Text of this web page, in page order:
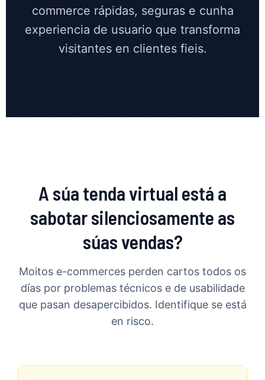
commerce rápidas, seguras e cunha
experiencia de usuario que transforma
visitantes en clientes fieis.
A súa tenda virtual está a
sabotar silenciosamente as
súas vendas?
Moitos e-commerces perden cartos todos os
días por problemas técnicos e de usabilidade
que pasan desapercibidos. Identifique se está
en risco.